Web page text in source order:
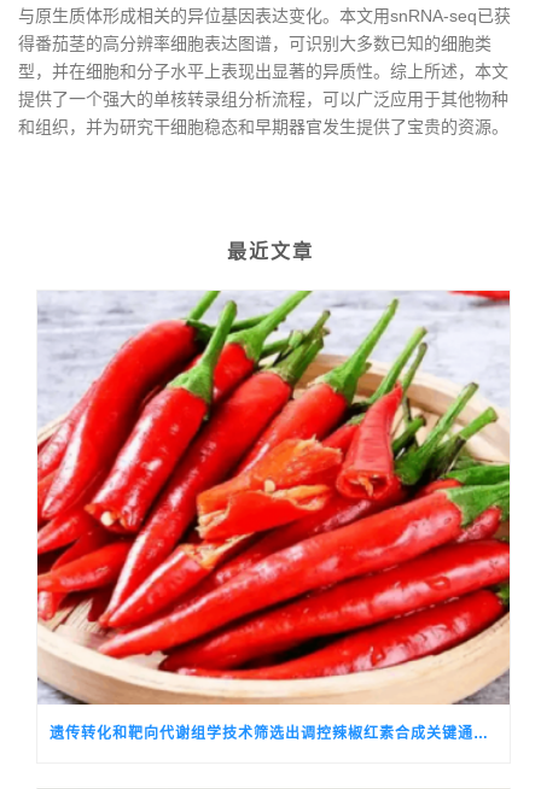
与原生质体形成相关的异位基因表达变化。本文用snRNA-seq已获
得番茄茎的高分辨率细胞表达图谱，可识别大多数已知的细胞类
型，并在细胞和分子水平上表现出显著的异质性。综上所述，本文
提供了一个强大的单核转录组分析流程，可以广泛应用于其他物种
和组织，并为研究干细胞稳态和早期器官发生提供了宝贵的资源。
最近文章
遗传转化和靶向代谢组学技术筛选出调控辣椒红素合成关键通路基因的候选转录因子CALSH10